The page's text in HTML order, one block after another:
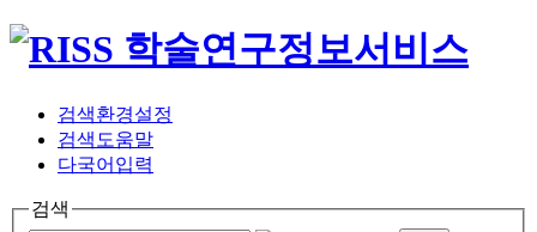
검색환경설정
검색도움말
다국어입력
검색